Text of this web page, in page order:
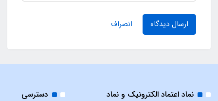
ارسال دیدگاه انصراف
نماد اعتماد الکترونیک و نماد
دسترسی